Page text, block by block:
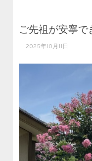
ご先祖が安寧
2025年10月11日